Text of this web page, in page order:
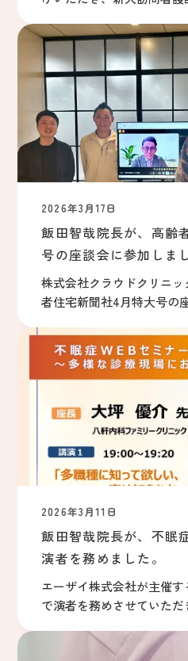
2026年3月17日
飯田智哉院長が、高齢
号の座談会に参加しま
株式会社クラウドクリニ
者住宅新聞社4月特大号の
2026年3月11日
飯田智哉院長が、不眠
演者を務めました。
エーザイ株式会社が主催す
で演者を務めさせていただ